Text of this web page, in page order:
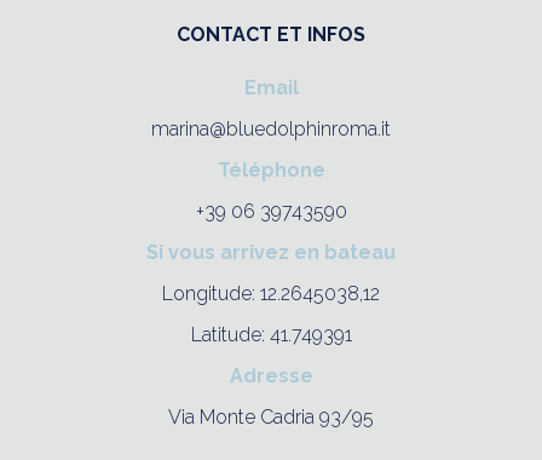
CONTACT ET INFOS
Email
marina@bluedolphinroma.it
Téléphone
+39 06 39743590
Si vous arrivez en bateau
Longitude: 12.2645038,12
Latitude: 41.749391
Adresse
Via Monte Cadria 93/95